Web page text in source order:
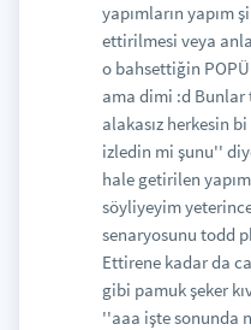
yapımların yapım
ettirilmesi veya
o bahsettiğin
ama dimi :d Bunlar
alakasız herkesin
izledin mi şunu''
hale getirilen
söyliyeyim
senaryosunu todd
Ettirene kadar da
gibi pamuk şeker
''aaa işte sonunda